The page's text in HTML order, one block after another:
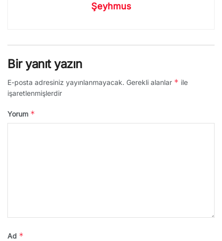
Şeyhmus
Bir yanıt yazın
E-posta adresiniz yayınlanmayacak. Gerekli alanlar * ile
işaretlenmişlerdir
Yorum *
Ad *